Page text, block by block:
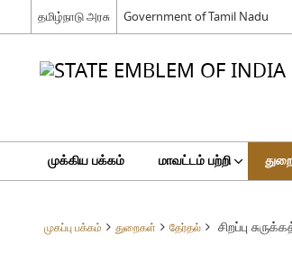
தமிழ்நாடு அரசு Government of Tamil Nadu
முக்கிய பக்கம் மாவட்டம் பற்றி
முகப்பு பக்கம் துறைகள் தேர்தல் சிறப்பு